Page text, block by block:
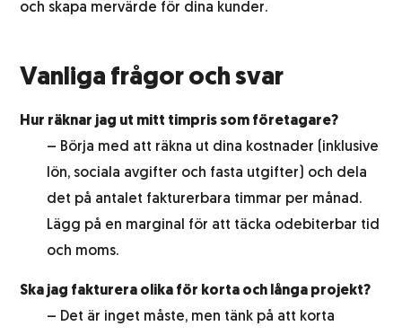
och skapa mervärde för dina kunder.
Vanliga frågor och svar
Hur räknar jag ut mitt timpris som företagare?
– Börja med att räkna ut dina kostnader (inklusive
lön, sociala avgifter och fasta utgifter) och dela
det på antalet fakturerbara timmar per månad.
Lägg på en marginal för att täcka odebiterbar tid
och moms.
Ska jag fakturera olika för korta och långa projekt?
– Det är inget måste, men tänk på att korta